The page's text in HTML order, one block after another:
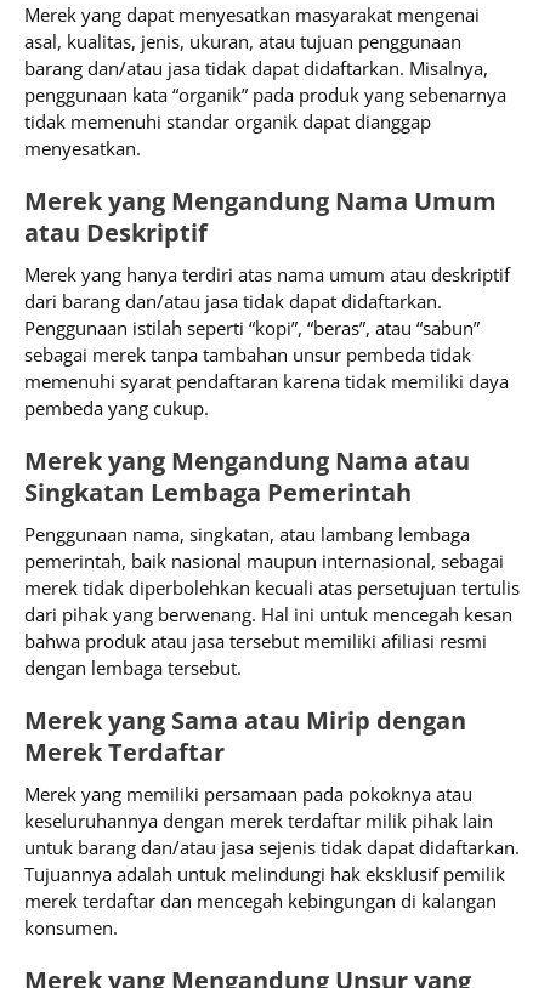
Merek yang dapat menyesatkan masyarakat mengenai
asal, kualitas, jenis, ukuran, atau tujuan penggunaan
barang dan/atau jasa tidak dapat didaftarkan. Misalnya,
penggunaan kata “organik” pada produk yang sebenarnya
tidak memenuhi standar organik dapat dianggap
menyesatkan.
Merek yang Mengandung Nama Umum
atau Deskriptif
Merek yang hanya terdiri atas nama umum atau deskriptif
dari barang dan/atau jasa tidak dapat didaftarkan.
Penggunaan istilah seperti “kopi”, “beras”, atau “sabun”
sebagai merek tanpa tambahan unsur pembeda tidak
memenuhi syarat pendaftaran karena tidak memiliki daya
pembeda yang cukup.
Merek yang Mengandung Nama atau
Singkatan Lembaga Pemerintah
Penggunaan nama, singkatan, atau lambang lembaga
pemerintah, baik nasional maupun internasional, sebagai
merek tidak diperbolehkan kecuali atas persetujuan tertulis
dari pihak yang berwenang. Hal ini untuk mencegah kesan
bahwa produk atau jasa tersebut memiliki afiliasi resmi
dengan lembaga tersebut.
Merek yang Sama atau Mirip dengan
Merek Terdaftar
Merek yang memiliki persamaan pada pokoknya atau
keseluruhannya dengan merek terdaftar milik pihak lain
untuk barang dan/atau jasa sejenis tidak dapat didaftarkan.
Tujuannya adalah untuk melindungi hak eksklusif pemilik
merek terdaftar dan mencegah kebingungan di kalangan
konsumen.
Merek yang Mengandung Unsur yang